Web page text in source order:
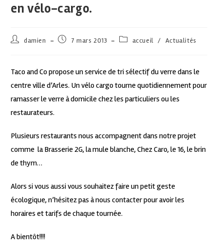
en vélo-cargo.
damien 7 mars 2013 accueil / Actualités
Taco and Co propose un service de tri sélectif du verre dans le
centre ville d’Arles. Un vélo cargo tourne quotidiennement pour
ramasser le verre à domicile chez les particuliers ou les
restaurateurs.
Plusieurs restaurants nous accompagnent dans notre projet
comme la Brasserie 2G, la mule blanche, Chez Caro, le 16, le brin
de thym…
Alors si vous aussi vous souhaitez faire un petit geste
écologique, n’hésitez pas à nous contacter pour avoir les
horaires et tarifs de chaque tournée.
A bientôt!!!!